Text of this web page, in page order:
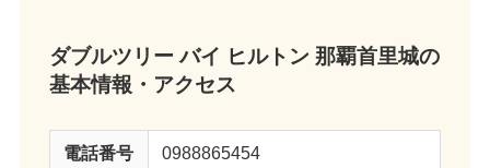
ダブルツリー バイ ヒルトン 那覇首里城の
基本情報・アクセス
電話番号 0988865454